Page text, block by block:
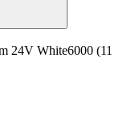
24V White6000 (11